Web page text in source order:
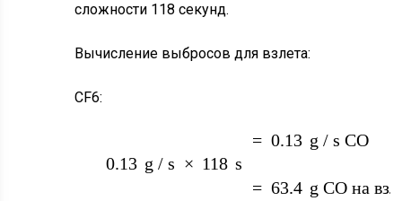
сложности 118 секунд.
Вычисление выбросов для взлета:
CF6:
/K G
0.13 g/s × 118 s
= 0.13 g/sCO
двигатель
= 63.4 gCO на